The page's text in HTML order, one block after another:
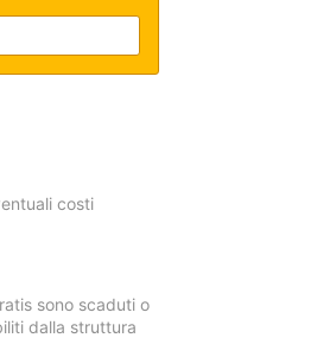
costi
sono scaduti o
dalla struttura